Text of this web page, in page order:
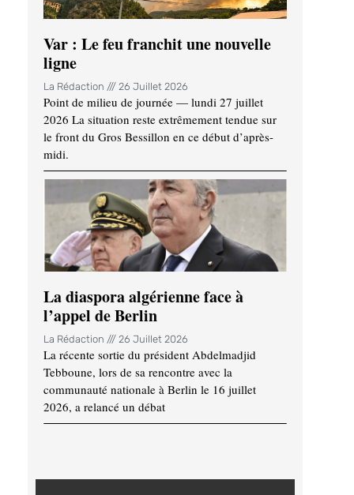
Var : Le feu franchit une nouvelle
ligne
La Rédaction 26 Juillet 2026
Point de milieu de journée — lundi 27 juillet
2026 La situation reste extrêmement tendue sur
le front du Gros Bessillon en ce début d’après-
midi.
La diaspora algérienne face à
l’appel de Berlin
La Rédaction 26 Juillet 2026
La récente sortie du président Abdelmadjid
Tebboune, lors de sa rencontre avec la
communauté nationale à Berlin le 16 juillet
2026, a relancé un débat